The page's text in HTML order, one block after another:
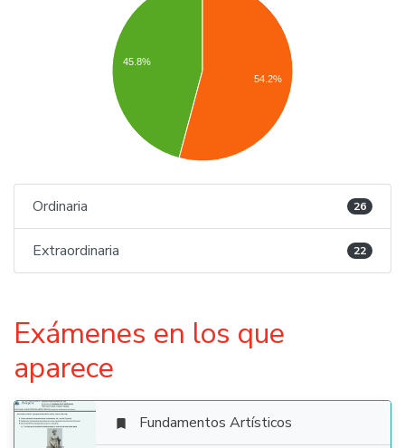
45.8%
54.2%
Ordinaria 26
Extraordinaria 22
Exámenes en los que
aparece
 Fundamentos Artísticos